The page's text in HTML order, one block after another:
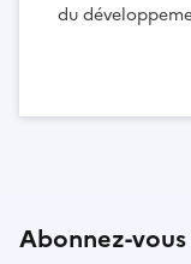
du
Abonnez-